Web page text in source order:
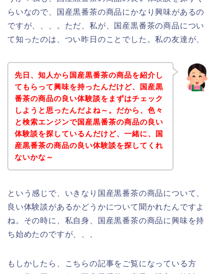
らいなので、国産黒番茶の商品にかなり興味があるの
ですが、、、。ただ、私が、国産黒番茶の商品につい
て知ったのは、つい昨日のことでした。私の友達が、
先日、知人から国産黒番茶の商品を紹介し
てもらって興味を持ったんだけど、国産黒
番茶の商品の良い体験談をまずはチェック
しようと思ったんだよね～。だから、色々
と検索エンジンで国産黒番茶の商品の良い
体験談を探しているんだけど、一緒に、国
産黒番茶の商品の良い体験談を探してくれ
ないかな～
という感じで、いきなり国産黒番茶の商品について、
良い体験談があるかどうかについて聞かれたんですよ
ね。その時に、私自身、国産黒番茶の商品に興味を持
ち始めたのですが、、、
もしかしたら、こちらの記事をご覧になっている方